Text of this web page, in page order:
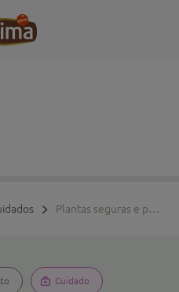
Plantas seguras e plantas venenosas para gatos
Cuidado